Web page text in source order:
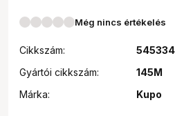
Még nincs értékelés
Cikkszám:
545334
Gyártói cikkszám:
145M
Márka:
Kupo